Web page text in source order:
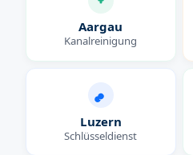
Aargau
Kanalreinigung
Luzern
Schlüsseldienst